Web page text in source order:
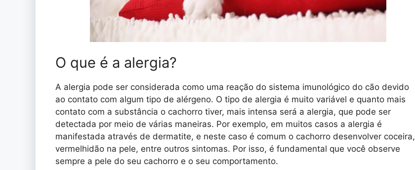
O que é a alergia?
A alergia pode ser considerada como uma reação do sistema imunológico do cão devido
ao contato com algum tipo de alérgeno. O tipo de alergia é muito variável e quanto mais
contato com a substância o cachorro tiver, mais intensa será a alergia, que pode ser
detectada por meio de várias maneiras. Por exemplo, em muitos casos a alergia é
manifestada através de dermatite, e neste caso é comum o cachorro desenvolver coceira,
vermelhidão na pele, entre outros sintomas. Por isso, é fundamental que você observe
sempre a pele do seu cachorro e o seu comportamento.